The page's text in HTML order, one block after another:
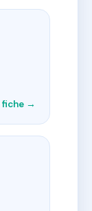
fiche →